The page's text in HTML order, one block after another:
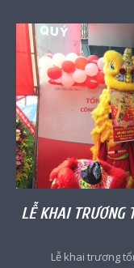
LỄ KHAI TRƯƠNG
Lễ khai trương